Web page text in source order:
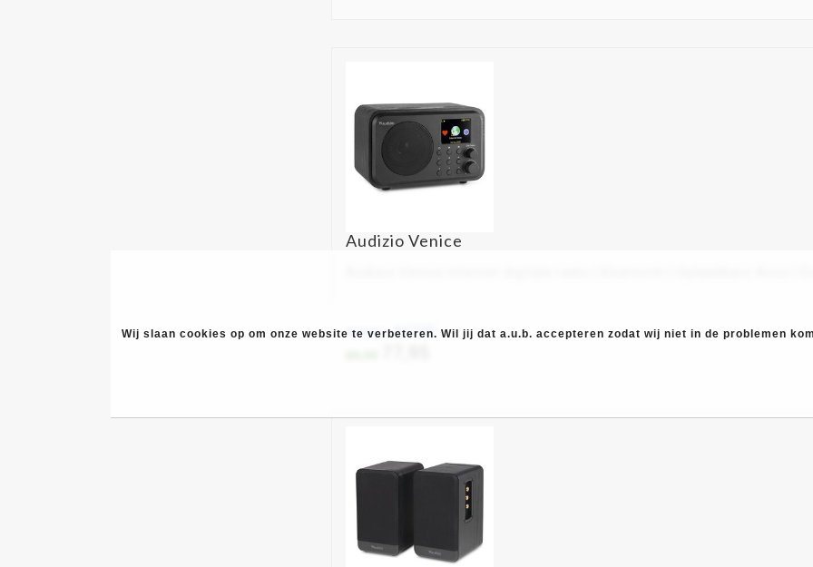
Audizio Venice
winkel ACTIE:
Wij slaan cookies op om onze website te verbeteren. Wil jij dat a.u.b. accepteren zodat wij niet in de problemen